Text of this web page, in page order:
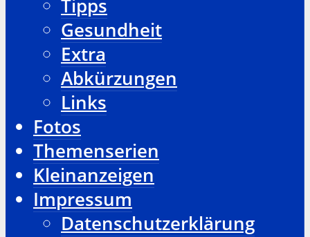
Tipps
Gesundheit
Extra
Abkürzungen
Links
Fotos
Themenserien
Kleinanzeigen
Impressum
Datenschutzerklärung